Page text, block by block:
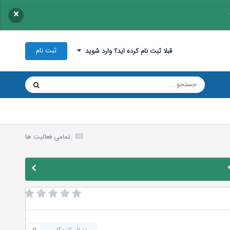
×
قبلا ثبت نام کرده اید؟ وارد شوید ثبت نام
تمامی فعالیت ها